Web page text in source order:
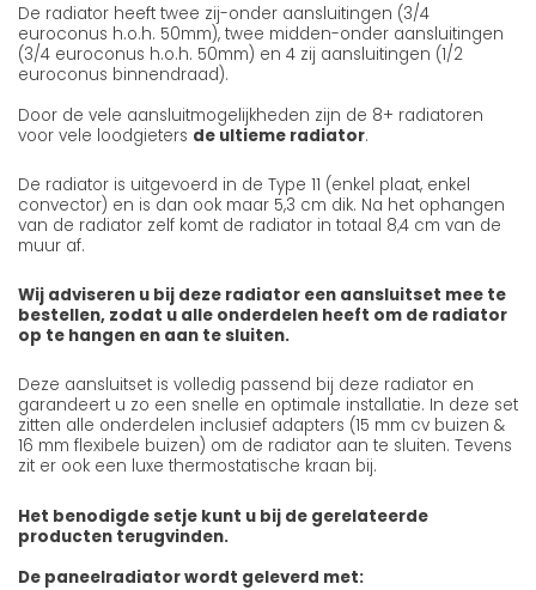
De radiator heeft twee zij-onder aansluitingen (3/4
euroconus h.o.h. 50mm), twee midden-onder aansluitingen
(3/4 euroconus h.o.h. 50mm) en 4 zij aansluitingen (1/2
euroconus binnendraad).
Door de vele aansluitmogelijkheden zijn de 8+ radiatoren
voor vele loodgieters de ultieme radiator.
De radiator is uitgevoerd in de Type 11 (enkel plaat, enkel
convector) en is dan ook maar 5,3 cm dik. Na het ophangen
van de radiator zelf komt de radiator in totaal 8,4 cm van de
muur af.
Wij adviseren u bij deze radiator een aansluitset mee te
bestellen, zodat u alle onderdelen heeft om de radiator
op te hangen en aan te sluiten.
Deze aansluitset is volledig passend bij deze radiator en
garandeert u zo een snelle en optimale installatie. In deze set
zitten alle onderdelen inclusief adapters (15 mm cv buizen &
16 mm flexibele buizen) om de radiator aan te sluiten. Tevens
zit er ook een luxe thermostatische kraan bij.
Het benodigde setje kunt u bij de gerelateerde
producten terugvinden.
De paneelradiator wordt geleverd met: